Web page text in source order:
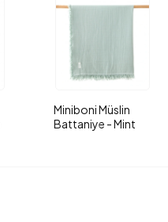
Miniboni Müslin
Battaniye - Mint